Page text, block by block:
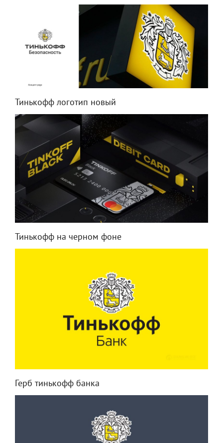
Тинькофф логотип новый
Тинькофф на черном фоне
Герб тинькофф банка